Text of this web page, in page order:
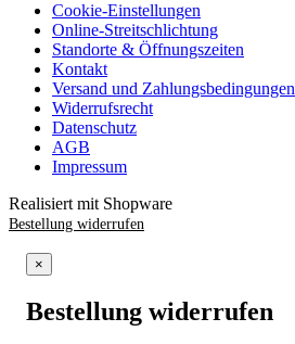
Cookie-Einstellungen
Online-Streitschlichtung
Standorte & Öffnungszeiten
Kontakt
Versand und Zahlungsbedingungen
Widerrufsrecht
Datenschutz
AGB
Impressum
Realisiert mit Shopware
Bestellung widerrufen
×
Bestellung widerrufen